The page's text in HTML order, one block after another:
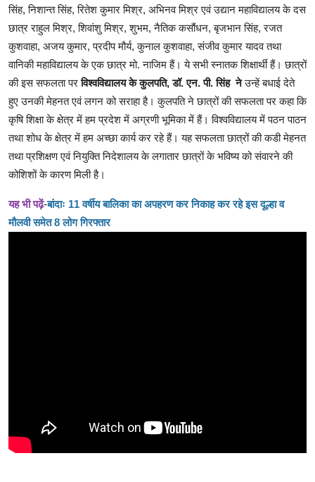
सिंह, निशान्त सिंह, रितेश कुमार मिश्र, अभिनव मिश्र एवं उद्यान महाविद्यालय के दस
छात्र राहुल मिश्र, शिवांशु मिश्र, शुभम, नैतिक कसौंधन, बृजभान सिंह, रजत
कुशवाहा, अजय कुमार, प्रदीप मौर्य, कुनाल कुशवाहा, संजीव कुमार यादव तथा
वानिकी महाविद्यालय के एक छात्र मो. नाजिम हैं। ये सभी स्नातक शिक्षार्थी हैं। छात्रों
की इस सफलता परविश्वविद्यालय के कुलपति, डॉ. एन. पी. सिंह नेउन्हें बधाई देते
हुए उनकी मेहनत एवं लगन को सराहा है। कुलपति ने छात्रों की सफलता पर कहा कि
कृषि शिक्षा के क्षेत्र में हम प्रदेश में अग्रणी भूमिका में हैं। विश्वविद्यालय में पठन पाठन
तथा शोध के क्षेत्र में हम अच्छा कार्य कर रहे हैं। यह सफलता छात्रों की कडी मेहनत
तथा प्रशिक्षण एवं नियुक्ति निदेशालय के लगातार छात्रों के भविष्य को संवारने की
कोशिशों के कारण मिली है।
यह भी पढ़ें-बांदाः 11 वर्षीय बालिका का अपहरण कर निकाह कर रहे इस दूल्हा व
मौलवी समेत 8 लोग गिरफ्तार